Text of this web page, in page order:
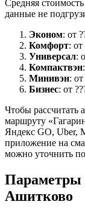
Средняя
данные не
Эконом: от
Комфорт: от
Универсал:
Компактвэн
Минивэн:
Бизнес: от
Чтобы рассчитать
маршруту
Яндекс GO, Uber,
приложение на
можно уточнить
Параметры
Ашитково